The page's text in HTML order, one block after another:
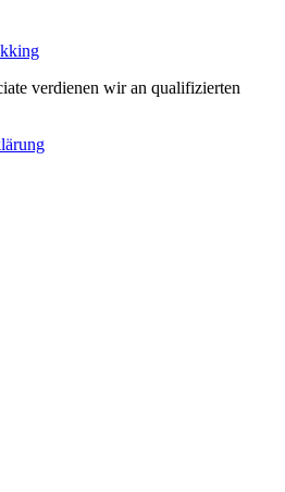
verdienen wir an qualifizierten